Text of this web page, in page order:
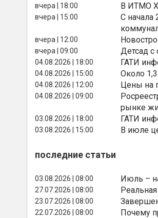
вчера | 18:00 В ИТМО
вчера | 15:00
С начала
вчера | 12:00
вчера | 09:00 Детсад с
04.08.2026 | 18:00 ГАТИ
04.08.2026 | 15:00 Около
04.08.2026 | 12:00 Цены на
04.08.2026 | 09:00
рынке
03.08.2026 | 18:00 ГАТИ
03.08.2026 | 15:00 В июле
последние статьи
03.08.2026 | 08:00 Июль –
27.07.2026 | 08:00
23.07.2026 | 08:00
22.07.2026 | 08:00 Почему